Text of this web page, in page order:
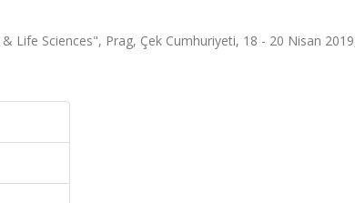
Life Sciences", Prag, Çek Cumhuriyeti, 18 - 20 Nisan